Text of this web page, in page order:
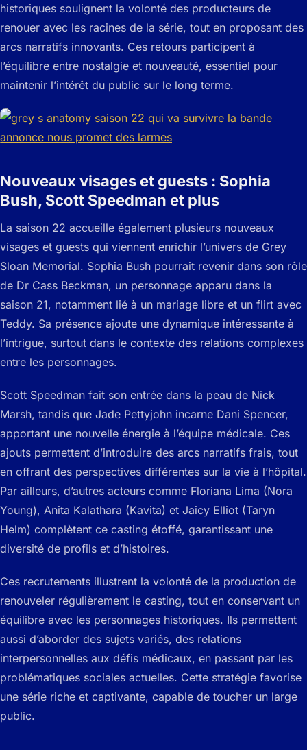
historiques soulignent la volonté des producteurs de
renouer avec les racines de la série, tout en proposant des
arcs narratifs innovants. Ces retours participent à
l’équilibre entre nostalgie et nouveauté, essentiel pour
maintenir l’intérêt du public sur le long terme.
Nouveaux visages et guests : Sophia
Bush, Scott Speedman et plus
La saison 22 accueille également plusieurs nouveaux
visages et guests qui viennent enrichir l’univers de Grey
Sloan Memorial. Sophia Bush pourrait revenir dans son rôle
de Dr Cass Beckman, un personnage apparu dans la
saison 21, notamment lié à un mariage libre et un flirt avec
Teddy. Sa présence ajoute une dynamique intéressante à
l’intrigue, surtout dans le contexte des relations complexes
entre les personnages.
Scott Speedman fait son entrée dans la peau de Nick
Marsh, tandis que Jade Pettyjohn incarne Dani Spencer,
apportant une nouvelle énergie à l’équipe médicale. Ces
ajouts permettent d’introduire des arcs narratifs frais, tout
en offrant des perspectives différentes sur la vie à l’hôpital.
Par ailleurs, d’autres acteurs comme Floriana Lima (Nora
Young), Anita Kalathara (Kavita) et Jaicy Elliot (Taryn
Helm) complètent ce casting étoffé, garantissant une
diversité de profils et d’histoires.
Ces recrutements illustrent la volonté de la production de
renouveler régulièrement le casting, tout en conservant un
équilibre avec les personnages historiques. Ils permettent
aussi d’aborder des sujets variés, des relations
interpersonnelles aux défis médicaux, en passant par les
problématiques sociales actuelles. Cette stratégie favorise
une série riche et captivante, capable de toucher un large
public.